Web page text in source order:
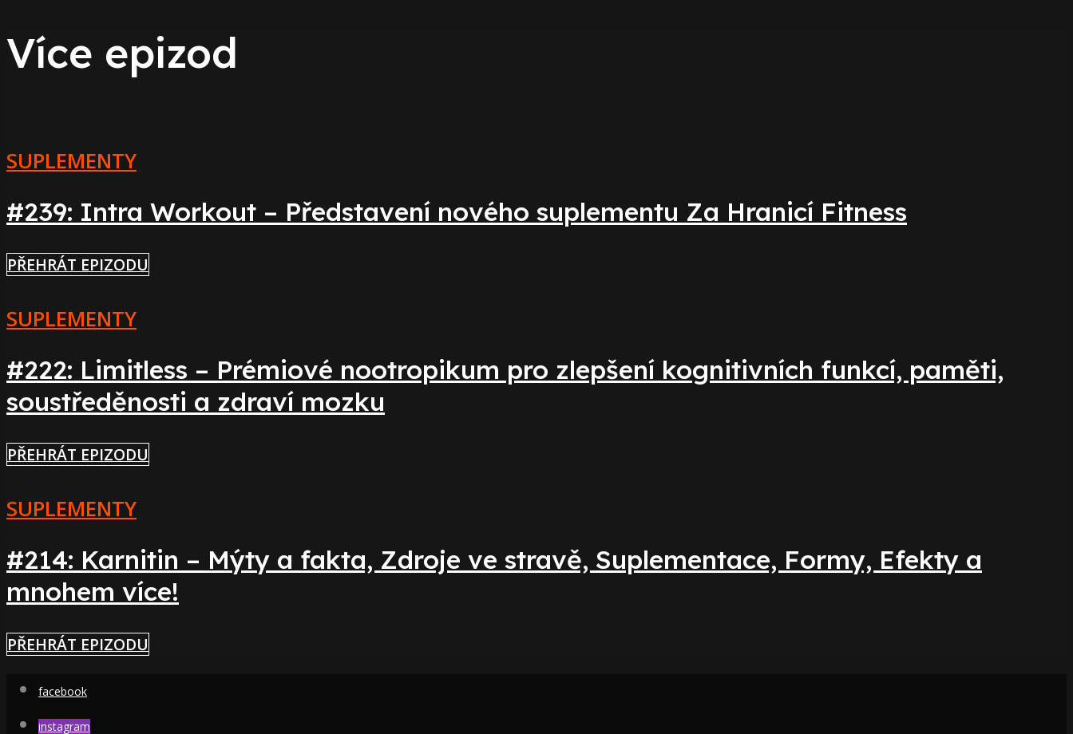
Více epizod
SUPLEMENTY
#239: Intra Workout – Představení nového suplementu Za Hranicí Fitness
PŘEHRÁT EPIZODU
SUPLEMENTY
#222: Limitless – Prémiové nootropikum pro zlepšení kognitivních funkcí, paměti,
soustředěnosti a zdraví mozku
PŘEHRÁT EPIZODU
SUPLEMENTY
#214: Karnitin – Mýty a fakta, Zdroje ve stravě, Suplementace, Formy, Efekty a
mnohem více!
PŘEHRÁT EPIZODU
facebook
instagram